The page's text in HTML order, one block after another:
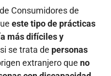
Consumidores de
este tipo de prácticas
más difíciles y
si se trata de personas
extranjero que no